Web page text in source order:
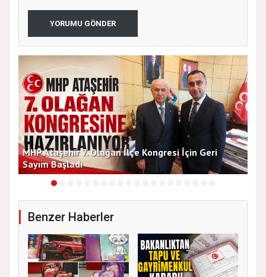
YORUMU GÖNDER
MHP Ataşehir 7. Olağan İlçe Kongresi İçin Geri
Sayım Başladı
Benzer Haberler